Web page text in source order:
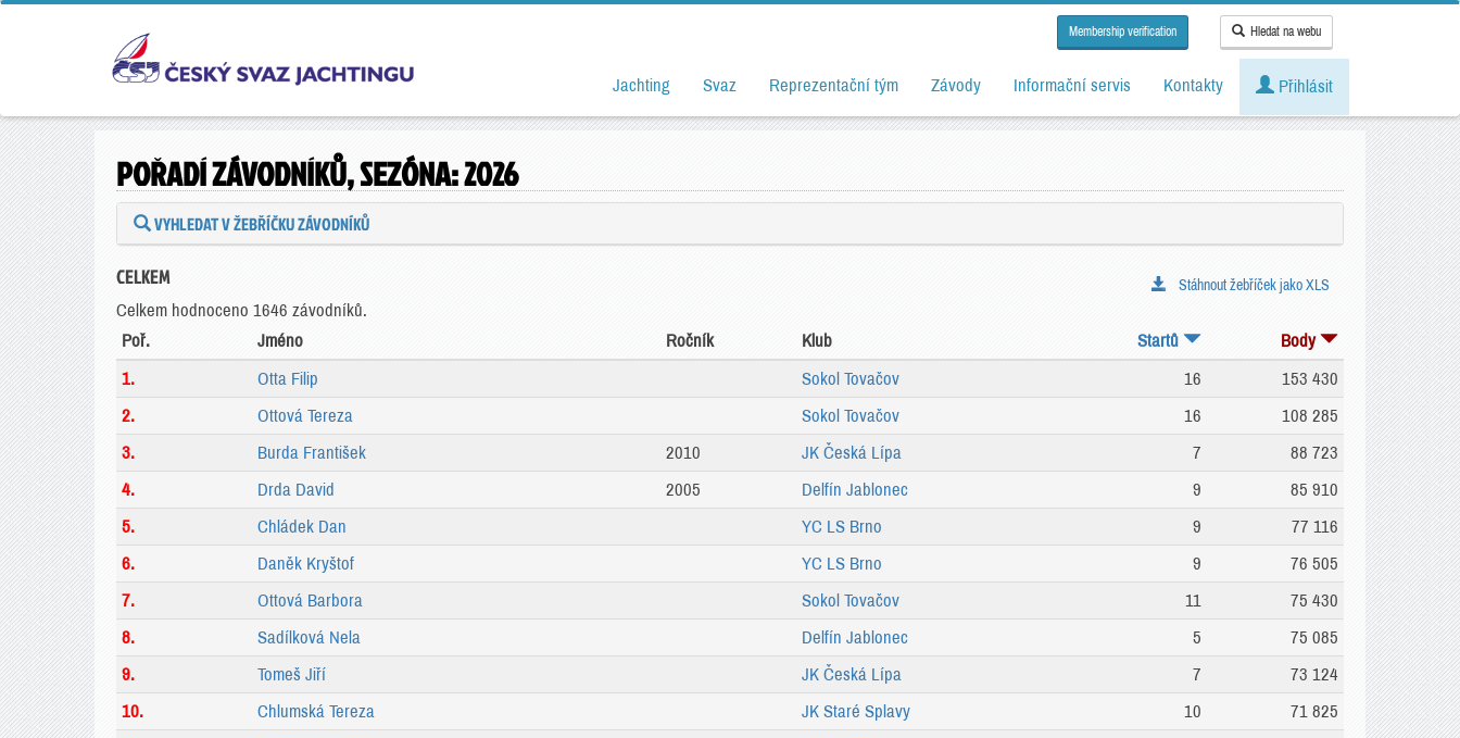
Membership verification Hledat na webu
Jachting Svaz Reprezentační tým Závody Informační servis Kontakty Přihlásit
POŘADÍ ZÁVODNÍKŮ, SEZÓNA: 2026
VYHLEDAT V ŽEBŘÍČKU ZÁVODNÍKŮ
Stáhnout žebříček jako XLS
CELKEM
Celkem hodnoceno 1646 závodníků.
Poř.
Jméno Ročník Klub Startů Body
1. Otta Filip Sokol Tovačov 16
153 430
2.
Ottová Tereza Sokol Tovačov 16
108 285
3.
Burda František 2010 JK Česká Lípa 7
88 723
4.
Drda David 2005 Delfín Jablonec 9
85 910
5.
Chládek Dan YC LS Brno 9
77 116
6.
Daněk Kryštof YC LS Brno 9
76 505
7.
Ottová Barbora Sokol Tovačov 11
75 430
8.
Sadílková Nela Delfín Jablonec 5
75 085
9.
Tomeš Jiří JK Česká Lípa 7
73 124
10.
Chlumská Tereza JK Staré Splavy 10
71 825